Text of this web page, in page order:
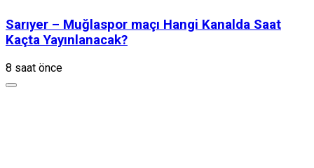
Sarıyer – Muğlaspor maçı Hangi Kanalda Saat
Kaçta Yayınlanacak?
8 saat önce